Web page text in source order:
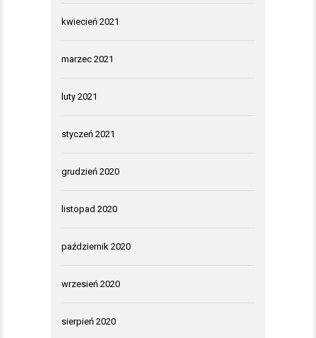
kwiecień 2021
marzec 2021
luty 2021
styczeń 2021
grudzień 2020
listopad 2020
październik 2020
wrzesień 2020
sierpień 2020